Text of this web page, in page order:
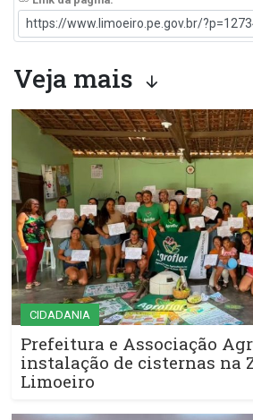
Veja mais
CIDADANIA
Prefeitura e Associação
instalação de cisternas na
Limoeiro